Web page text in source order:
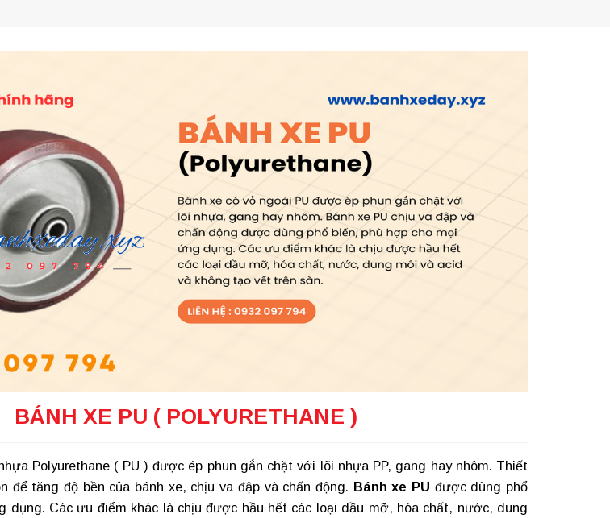
BÁNH XE PU ( POLYURETHANE )
Polyurethane ( PU ) được ép phun gắn chặt với lõi nhựa PP, gang hay nhôm. Thiết
để tăng độ bền của bánh xe, chịu va đập và chấn động. Bánh xe PU được dùng phổ
dụng. Các ưu điểm khác là chịu được hầu hết các loại dầu mỡ, hóa chất, nước, dung